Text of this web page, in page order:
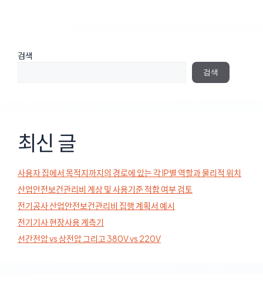
검색
검색
최신 글
사용자 집에서 목적지까지의 경로에 있는 각 IP별 역할과 물리적 위치
산업안전보건관리비 계상 및 사용기준 적합 여부 검토
전기공사 산업안전보건관리비 집행 계획서 예시
전기기사 현장사용 계측기
선간전압 vs 상전압 그리고 380V vs 220V